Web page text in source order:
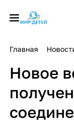
Главная
Новое